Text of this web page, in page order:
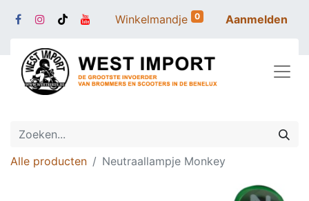
Winkelmandje 0 Aanmelden
Alle producten Neutraallampje Monkey